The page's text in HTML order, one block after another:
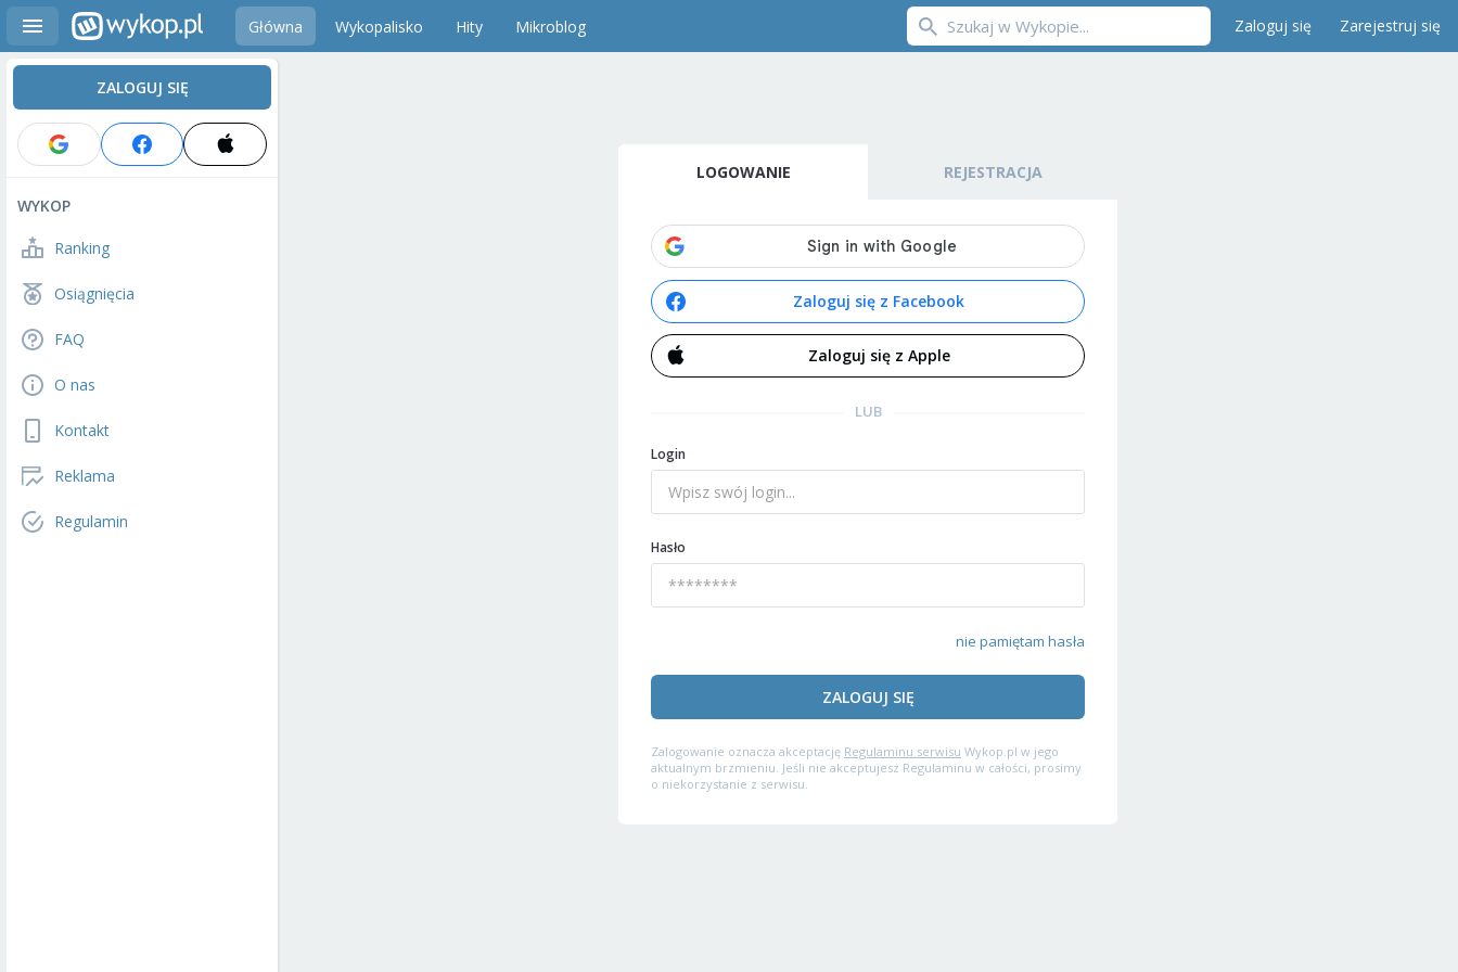
Główna Wykopalisko Hity Mikroblog Zaloguj się Zarejestruj się
ZALOGUJ SIĘ
WYKOP
Ranking
Osiągnięcia
FAQ
O nas
Kontakt
Reklama
Regulamin
LOGOWANIE REJESTRACJA
Zaloguj się z Facebook
Zaloguj się z Apple
LUB
Login
Hasło
nie pamiętam hasła
ZALOGUJ SIĘ
Zalogowanie oznacza akceptację Regulaminu serwisu Wykop.pl w jego
aktualnym brzmieniu. Jeśli nie akceptujesz Regulaminu w całości, prosimy
o niekorzystanie z serwisu.